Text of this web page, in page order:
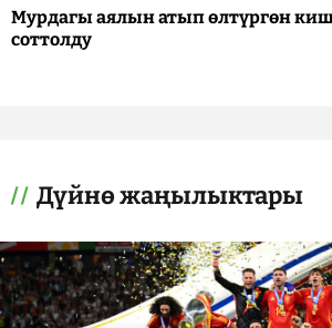
Мурдагы аялын атып өлтүргөн
соттолду
Дүйнө жаңылыктары